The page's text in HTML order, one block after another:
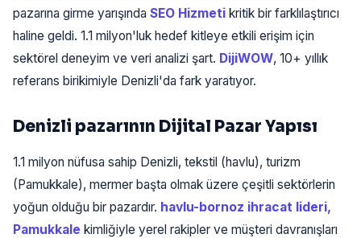
pazarına girme yarışında SEO Hizmeti kritik bir farklılaştırıcı
haline geldi. 1.1 milyon'luk hedef kitleye etkili erişim için
sektörel deneyim ve veri analizi şart. DijiWOW, 10+ yıllık
referans birikimiyle Denizli'da fark yaratıyor.
Denizli pazarının Dijital Pazar Yapısı
1.1 milyon nüfusa sahip Denizli, tekstil (havlu), turizm
(Pamukkale), mermer başta olmak üzere çeşitli sektörlerin
yoğun olduğu bir pazardır. havlu-bornoz ihracat lideri,
Pamukkale kimliğiyle yerel rakipler ve müşteri davranışları